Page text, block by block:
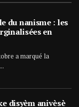
du nanisme : les
en
a marqué la
disyèm anivèsè